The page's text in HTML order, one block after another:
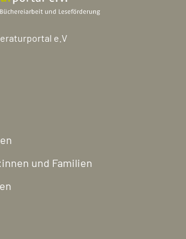
e.V
und Familien